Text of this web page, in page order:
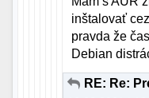
inštalovať
pravda že
Debian
RE: Re: